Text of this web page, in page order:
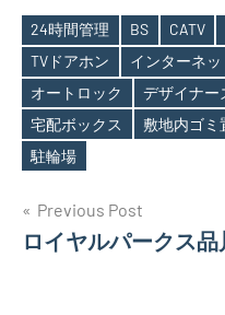
Tags
24時間管理 BS CATV
TVドアホン
インターネ
オートロック
デザイナー
宅配ボックス
敷地内ゴミ
駐輪場
投
稿
Previous Post
ロイヤルパークス